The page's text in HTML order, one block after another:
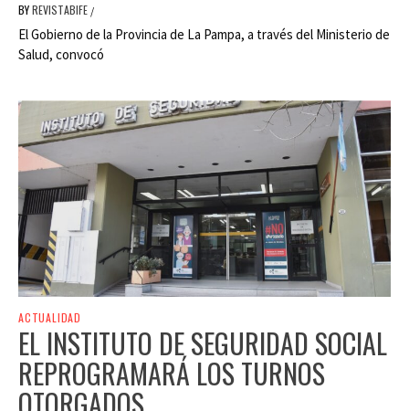
BYREVISTABIFE /
El Gobierno de la Provincia de La Pampa, a través del Ministerio de
Salud, convocó
ACTUALIDAD
EL INSTITUTO DE SEGURIDAD SOCIAL
REPROGRAMARÁ LOS TURNOS